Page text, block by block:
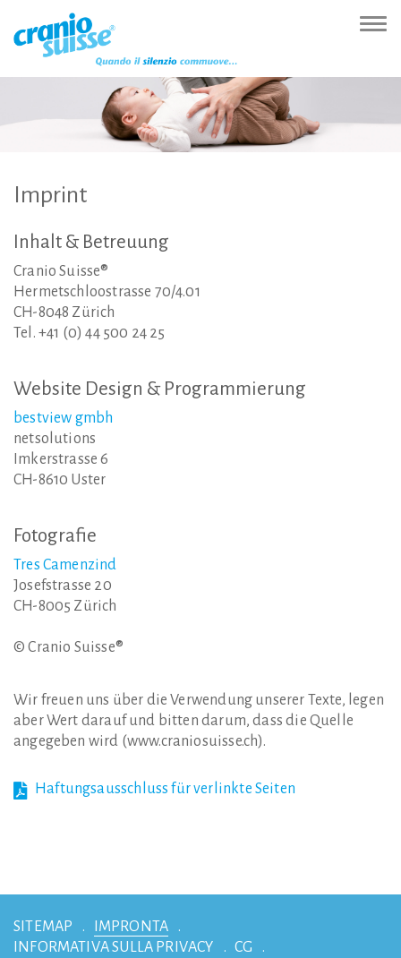
(Accesskey
Hauptnavigation
(Accesskey
Inhalt
(Accesskey
Sprachumschaltung
(Accesskey
Imprint
Inhalt & Betreuung
Cranio Suisse®
Hermetschloostrasse 70/4.01
CH-8048 Zürich
Tel. +41 (0) 44 500 24 25
Website Design & Programmierung
bestview gmbh
netsolutions
Imkerstrasse 6
CH-8610 Uster
Fotografie
Tres Camenzind
Josefstrasse 20
CH-8005 Zürich
© Cranio Suisse®
Wir freuen uns über die Verwendung unserer Texte, legen
aber Wert darauf und bitten darum, dass die Quelle
angegeben wird (www.craniosuisse.ch).
Haftungsausschluss für verlinkte Seiten
SITEMAP
IMPRONTA
INFORMATIVA SULLA PRIVACY
CG